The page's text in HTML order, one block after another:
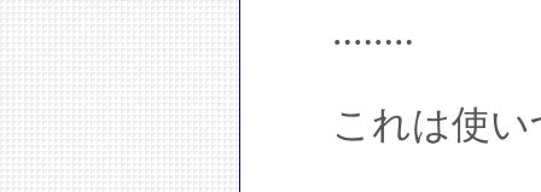
‥‥‥‥
これは使い